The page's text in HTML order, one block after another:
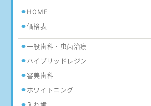
HOME
価格表
一般歯科・虫歯治療
ハイブリッドレジン
審美歯科
ホワイトニング